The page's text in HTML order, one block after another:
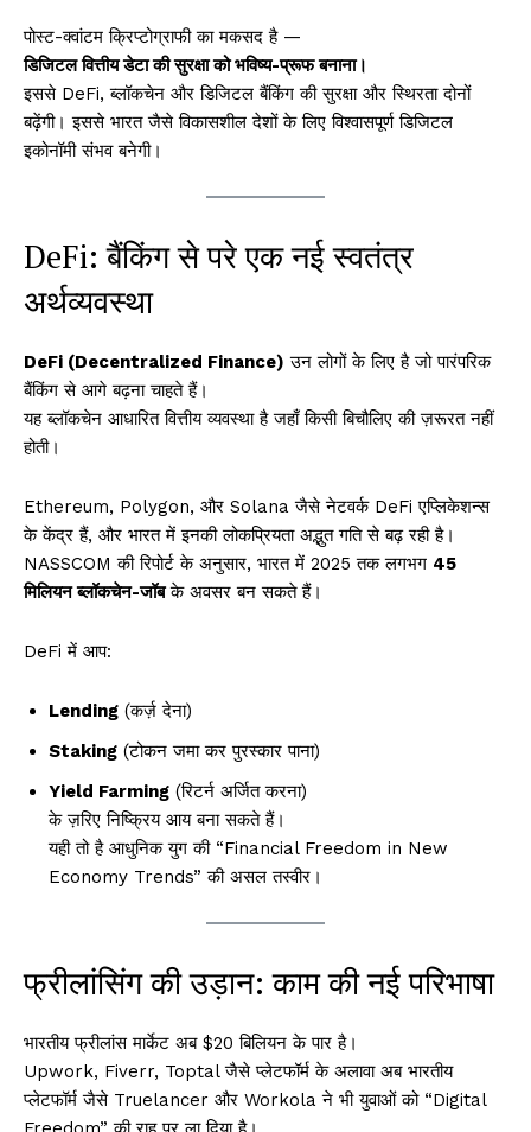
पोस्ट-क्वांटम क्रिप्टोग्राफी का मकसद है —
डिजिटल वित्तीय डेटा की सुरक्षा को भविष्य-प्रूफ बनाना।
इससे DeFi, ब्लॉकचेन और डिजिटल बैंकिंग की सुरक्षा और स्थिरता दोनों
बढ़ेंगी। इससे भारत जैसे विकासशील देशों के लिए विश्वासपूर्ण डिजिटल
इकोनॉमी संभव बनेगी।
DeFi: बैंकिंग से परे एक नई स्वतंत्र
अर्थव्यवस्था
DeFi (Decentralized Finance) उन लोगों के लिए है जो पारंपरिक
बैंकिंग से आगे बढ़ना चाहते हैं।
यह ब्लॉकचेन आधारित वित्तीय व्यवस्था है जहाँ किसी बिचौलिए की ज़रूरत नहीं
होती।
Ethereum, Polygon, और Solana जैसे नेटवर्क DeFi एप्लिकेशन्स
के केंद्र हैं, और भारत में इनकी लोकप्रियता अद्भुत गति से बढ़ रही है।
NASSCOM की रिपोर्ट के अनुसार, भारत में 2025 तक लगभग 45
मिलियन ब्लॉकचेन-जॉबके अवसर बन सकते हैं।
DeFi में आप:
Lending (कर्ज़ देना)
Staking (टोकन जमा कर पुरस्कार पाना)
Yield Farming (रिटर्न अर्जित करना)
के ज़रिए निष्क्रिय आय बना सकते हैं।
यही तो है आधुनिक युग की “Financial Freedom in New
Economy Trends” की असल तस्वीर।
फ्रीलांसिंग की उड़ान: काम की नई परिभाषा
भारतीय फ्रीलांस मार्केट अब $20 बिलियन के पार है।
Upwork, Fiverr, Toptal जैसे प्लेटफॉर्म के अलावा अब भारतीय
प्लेटफॉर्म जैसे Truelancer और Workola ने भी युवाओं को “Digital